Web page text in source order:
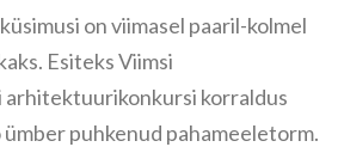
on viimasel paaril-kolmel
Esiteks Viimsi
arhitektuurikonkursi korraldus
puhkenud pahameeletorm.